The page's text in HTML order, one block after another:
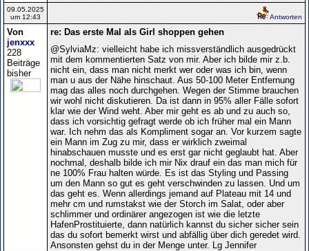
09.05.2025
um 12:43
Antworten
Von
jenxxx
228
Beiträge
bisher
re: Das erste Mal als Girl shoppen gehen
@SylviaMz: vielleicht habe ich missverständlich ausgedrückt
mit dem kommentierten Satz von mir. Aber ich bilde mir z.b.
nicht ein, dass man nicht merkt wer oder was ich bin, wenn
man u aus der Nähe hinschaut. Aus 50-100 Meter Entfernung
mag das alles noch durchgehen. Wegen der Stimme brauchen
wir wohl nicht diskutieren. Da ist dann in 95% aller Fälle sofort
klar wie der Wind weht. Aber mir geht es ab und zu auch so,
dass ich vorsichtig gefragt werde ob ich früher mal ein Mann
war. Ich nehm das als Kompliment sogar an. Vor kurzem sagte
ein Mann im Zug zu mir, dass er wirklich zweimal
hinabschauen musste und es erst gar nicht geglaubt hat. Aber
nochmal, deshalb bilde ich mir Nix drauf ein das man mich für
ne 100% Frau halten würde. Es ist das Styling und Passing
um den Mann so gut es geht verschwinden zu lassen. Und um
das geht es. Wenn allerdings jemand auf Plateau mit 14 und
mehr cm und rumstakst wie der Storch im Salat, oder aber
schlimmer und ordinärer angezogen ist wie die letzte
HafenProstituierte, dann natürlich kannst du sicher sicher sein
das du sofort bemerkt wirst und abfällig über dich geredet wird.
Ansonsten gehst du in der Menge unter. Lg Jennifer